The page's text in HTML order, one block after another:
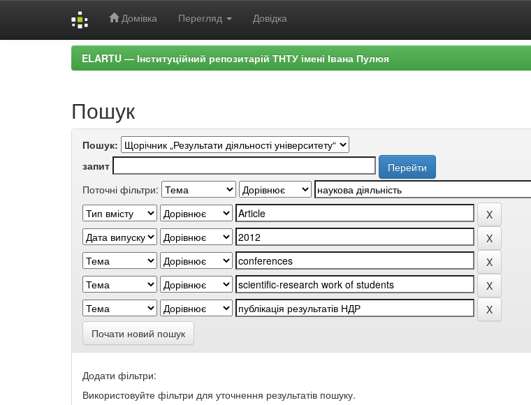
Домівка Перегляд Довідка
ELARTU — Інституційний репозитарій ТНТУ імені Івана Пулюя
Пошук
Пошук:
запит
Поточні фільтри:
Почати новий пошук
Додати фільтри:
Використовуйте фільтри для уточнення результатів пошуку.